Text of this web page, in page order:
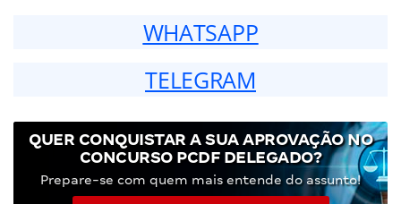
WHATSAPP
TELEGRAM
QUER CONQUISTAR A SUA APROVAÇÃO NO
CONCURSO PCDF DELEGADO?
Prepare-se com quem mais entende do assunto!